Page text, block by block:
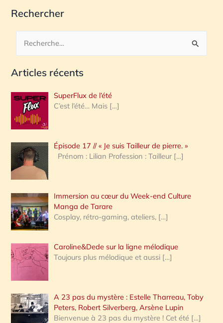
Rechercher
c
e
r
c
h
e
:
Articles récents
SuperFlux de l’été
C’est l’été… Mais […]
Épisode 17 // « Je suis Tailleur de pierre. »
Prénom : Lilian Profession : Tailleur […]
Immersion au cœur du Week-end Culture
Manga de Tarare
Cosplay, rétro-gaming, ateliers, […]
Caroline&Dede sur la ligne mélodique
Toujours plus mélodique et aussi […]
A 23 pas du mystère : Estelle Tharreau, Toby
Peters, Robert Silverberg, Arsène Lupin
Bienvenue à 23 pas du mystère ! Cet été […]